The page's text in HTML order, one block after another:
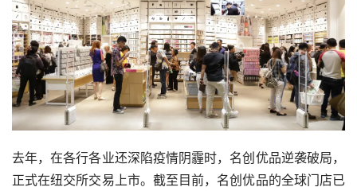
去年，在各行各业还深陷疫情阴霾时，名创优品逆袭破局，
正式在纽交所交易上市。截至目前，名创优品的全球门店已